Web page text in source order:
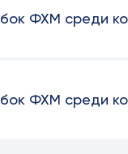
ФХМ среди
ФХМ среди